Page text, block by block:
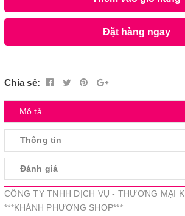
Đặt hàng ngay
Chia sẻ:
Mô tả
Thông tin
Đánh giá
CÔNG TY TNHH DỊCH VỤ - THƯƠNG MẠI
***KHÁNH PHƯƠNG SHOP***